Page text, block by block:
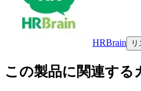
HRBrain
この製品に関連する